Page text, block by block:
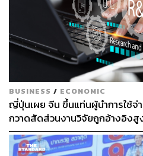
BUSINESS / ECONOMIC
ญี่ปุ่นเผย จีน ขึ้นแท่นผู้นำการใช้จ่
กวาดสัดส่วนงานวิจัยถูกอ้างอิง